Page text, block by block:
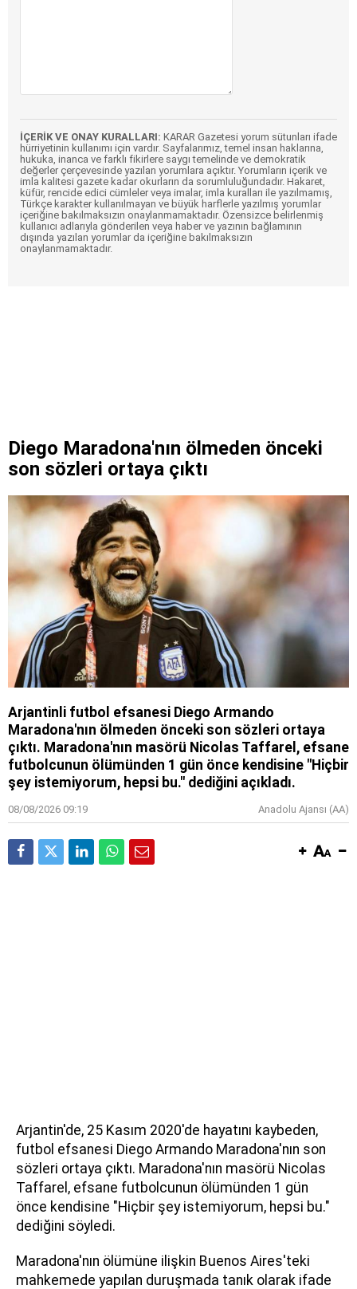
İÇERİK VE ONAY KURALLARI: KARAR Gazetesi yorum sütunları ifade
hürriyetinin kullanımı için vardır. Sayfalarımız, temel insan haklarına,
hukuka, inanca ve farklı fikirlere saygı temelinde ve demokratik
değerler çerçevesinde yazılan yorumlara açıktır. Yorumların içerik ve
imla kalitesi gazete kadar okurların da sorumluluğundadır. Hakaret,
küfür, rencide edici cümleler veya imalar, imla kuralları ile yazılmamış,
Türkçe karakter kullanılmayan ve büyük harflerle yazılmış yorumlar
içeriğine bakılmaksızın onaylanmamaktadır. Özensizce belirlenmiş
kullanıcı adlarıyla gönderilen veya haber ve yazının bağlamının
dışında yazılan yorumlar da içeriğine bakılmaksızın
onaylanmamaktadır.
Diego Maradona'nın ölmeden önceki
son sözleri ortaya çıktı
Arjantinli futbol efsanesi Diego Armando
Maradona'nın ölmeden önceki son sözleri ortaya
çıktı. Maradona'nın masörü Nicolas Taffarel, efsane
futbolcunun ölümünden 1 gün önce kendisine "Hiçbir
şey istemiyorum, hepsi bu." dediğini açıkladı.
08/08/2026 09:19 Anadolu Ajansı (AA)
Arjantin'de, 25 Kasım 2020'de hayatını kaybeden,
futbol efsanesi Diego Armando Maradona'nın son
sözleri ortaya çıktı. Maradona'nın masörü Nicolas
Taffarel, efsane futbolcunun ölümünden 1 gün
önce kendisine "Hiçbir şey istemiyorum, hepsi bu."
dediğini söyledi.
Maradona'nın ölümüne ilişkin Buenos Aires'teki
mahkemede yapılan duruşmada tanık olarak ifade